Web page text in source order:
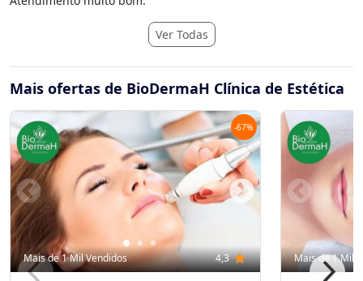
Ver Todas
Mais ofertas de BioDermaH Clínica de Estética
-67%
Mais de 1 Mil Vendidos 4,3 star Mais de 1 Mil